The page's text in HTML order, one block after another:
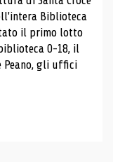
Biblioteca
il primo lotto
0-18, il
Peano, gli uffici